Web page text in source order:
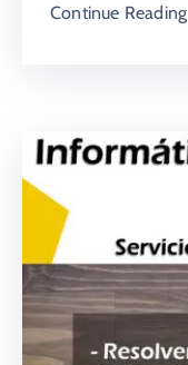
Continue Reading